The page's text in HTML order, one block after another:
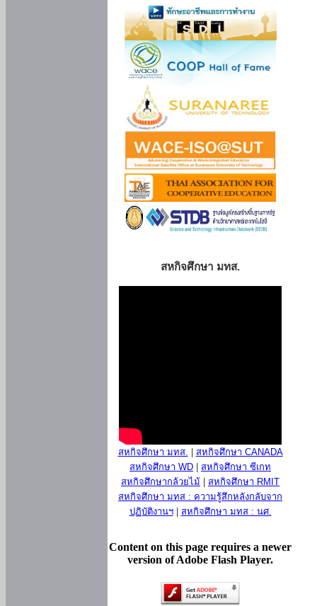
สหกิจศึกษา มทส.
สหกิจศึกษา มทส.
สหกิจศึกษา CANADA
สหกิจศึกษา WD
สหกิจศึกษา ซีเกท
สหกิจศึกษากล้วยไม้
สหกิจศึกษา RMIT
สหกิจศึกษา มทส : ความรู้สึกหลังกลับจาก
ปฏิบัติงานฯ| สหกิจศึกษา มทส : นศ.
Content on this page requires a newer
version of Adobe Flash Player.